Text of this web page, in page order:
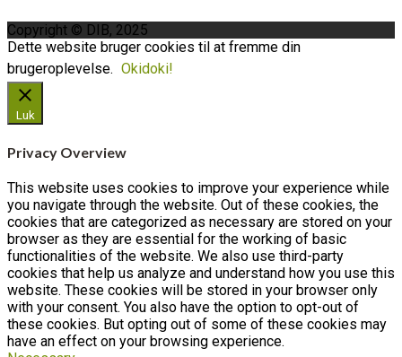
Copyright © DIB, 2025
Dette website bruger cookies til at fremme din
brugeroplevelse. Okidoki!
Luk
Privacy Overview
This website uses cookies to improve your experience while
you navigate through the website. Out of these cookies, the
cookies that are categorized as necessary are stored on your
browser as they are essential for the working of basic
functionalities of the website. We also use third-party
cookies that help us analyze and understand how you use this
website. These cookies will be stored in your browser only
with your consent. You also have the option to opt-out of
these cookies. But opting out of some of these cookies may
have an effect on your browsing experience.